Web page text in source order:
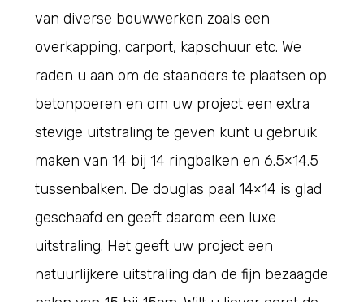
van diverse bouwwerken zoals een
overkapping, carport, kapschuur etc. We
raden u aan om de staanders te plaatsen op
betonpoeren en om uw project een extra
stevige uitstraling te geven kunt u gebruik
maken van 14 bij 14 ringbalken en 6.5×14.5
tussenbalken. De douglas paal 14×14 is glad
geschaafd en geeft daarom een luxe
uitstraling. Het geeft uw project een
natuurlijkere uitstraling dan de fijn bezaagde